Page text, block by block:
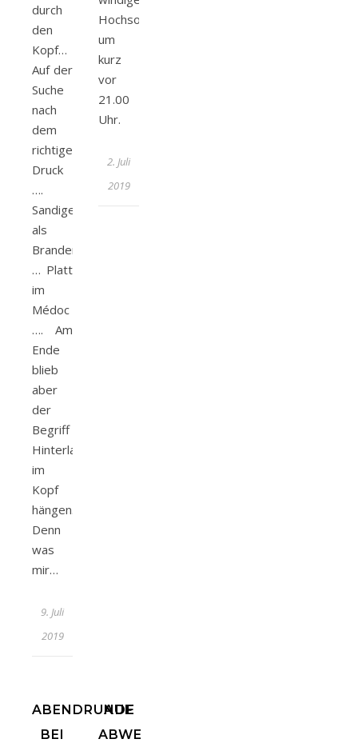
durch
den
Kopf…
Auf der
Suche
nach
dem
richtigen
Druck
….
Sandiger
als
Brandenburg
… Platt
im
Médoc
…. Am
Ende
blieb
aber
der
Begriff
Hinterland
im
Kopf
hängen.
Denn
was
mir…
9. Juli
2019
Hochsommerabend
um
kurz
vor
21.00
Uhr.
2. Juli
2019
ABENDRUNDE
BEI
AUF
ABWEGEN